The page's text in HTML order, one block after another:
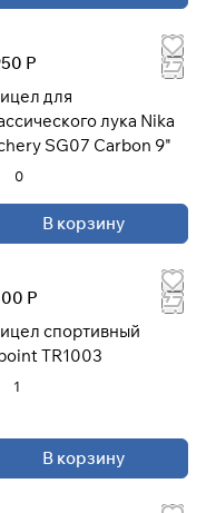
Р
для
лука Nika
SG07 Carbon 9"
0
В корзину
Р
спортивный
TR1003
1
В корзину
25
раз в 2